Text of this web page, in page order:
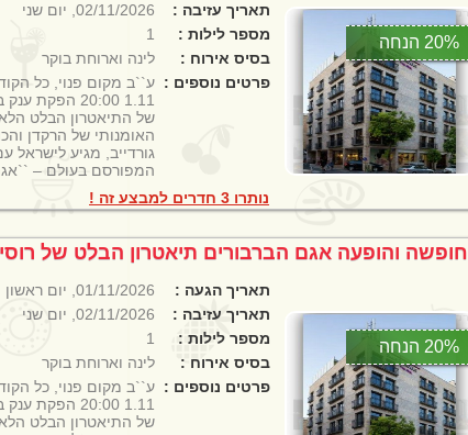
תאריך עזיבה :
02/11/2026, יום שני
מספר לילות :
1
בסיס אירוח :
לינה וארוחת בוקר
פרטים נוספים : ע``ב מקום פנוי, כל
1.11 20:00
של התיאטרון הבלט
האומנותי של הרקדן
גורדייב, מגיע
המפורסם בעולם – ``אגם
נותרו 3 חדרים למבצע זה !
20% הנחה
חופשה והופעה אגם הברבורים תיאטרון הבלט של
תאריך הגעה :
01/11/2026, יום ראשון
תאריך עזיבה :
02/11/2026, יום שני
מספר לילות :
1
בסיס אירוח :
לינה וארוחת בוקר
פרטים נוספים : ע``ב מקום פנוי, כל
1.11 20:00
של התיאטרון הבלט
20% הנחה